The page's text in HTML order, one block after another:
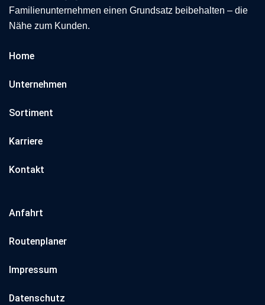
Familienunternehmen einen Grundsatz beibehalten – die
Nähe zum Kunden.
Home
Unternehmen
Sortiment
Karriere
Kontakt
Anfahrt
Routenplaner
Impressum
Datenschutz